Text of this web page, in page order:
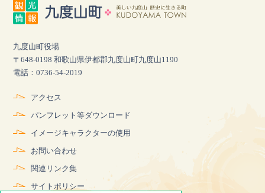
九度山町役場
〒648-0198 和歌山県伊都郡九度山町九度山1190
電話：0736-54-2019
アクセス
パンフレット等ダウンロード
イメージキャラクターの使用
お問い合わせ
関連リンク集
サイトポリシー